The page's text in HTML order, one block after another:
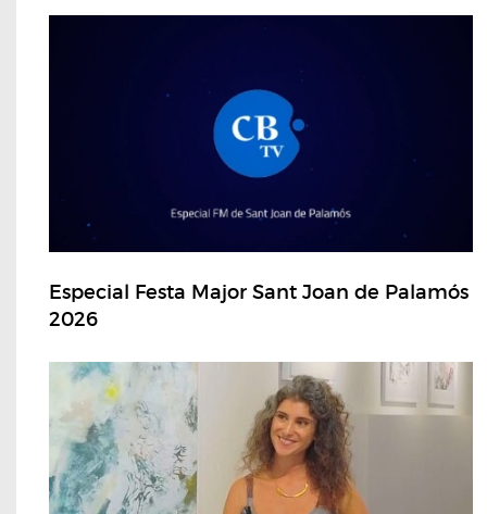
Especial Festa Major Sant Joan de Palamós
2026